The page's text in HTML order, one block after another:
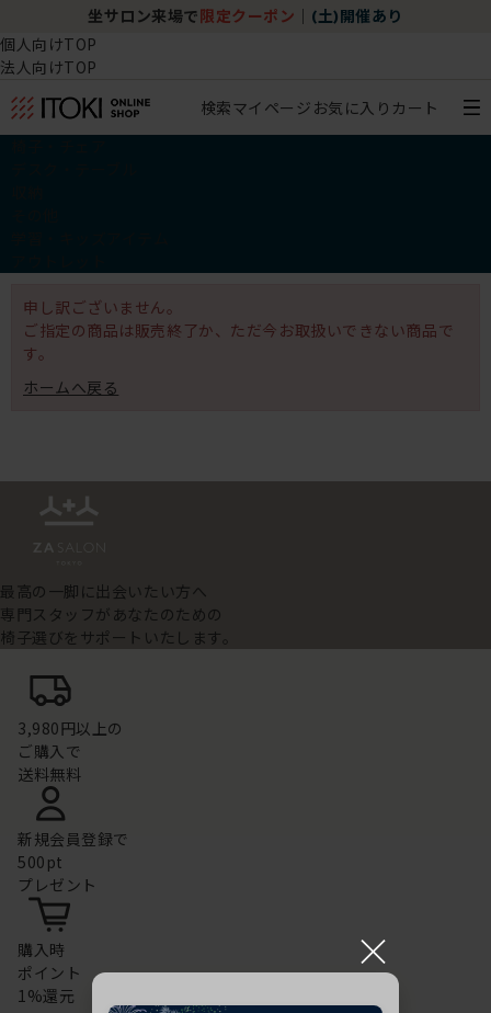
坐サロン来場で 限定クーポン (土)開催あり
個人向けTOP
法人向けTOP
検索マイページ お気に入り カート
申し訳ございません。
ご指定の商品は販売終了か、ただ今お取扱いできない商品で
す。
ホームへ戻る
最高の一脚に出会いたい方へ
専門スタッフがあなたのための
椅子選びをサポートいたします。
3,980円以上の
ご購入で
送料無料
新規会員登録で
500pt
プレゼント
購入時
ポイント
1%還元
×